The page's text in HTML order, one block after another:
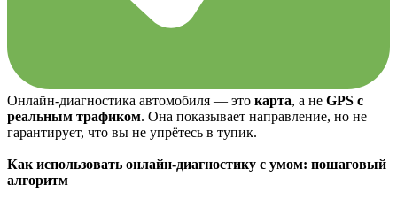
Онлайн-диагностика автомобиля — это карта, а не GPS с
реальным трафиком. Она показывает направление, но не
гарантирует, что вы не упрётесь в тупик.
Как использовать онлайн-диагностику с умом: пошаговый
алгоритм